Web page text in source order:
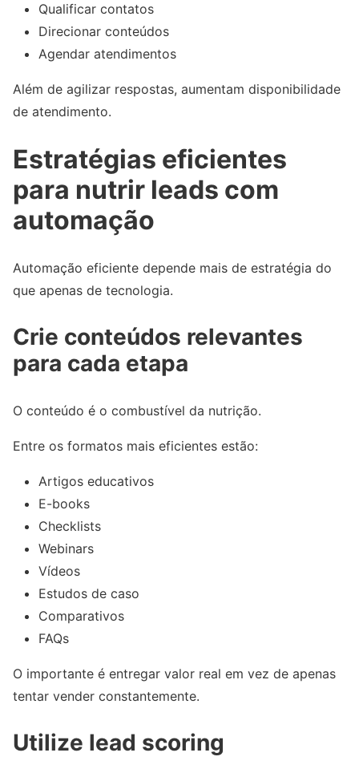
Qualificar contatos
Direcionar conteúdos
Agendar atendimentos
Além de agilizar respostas, aumentam disponibilidade
de atendimento.
Estratégias eficientes
para nutrir leads com
automação
Automação eficiente depende mais de estratégia do
que apenas de tecnologia.
Crie conteúdos relevantes
para cada etapa
O conteúdo é o combustível da nutrição.
Entre os formatos mais eficientes estão:
Artigos educativos
E-books
Checklists
Webinars
Vídeos
Estudos de caso
Comparativos
FAQs
O importante é entregar valor real em vez de apenas
tentar vender constantemente.
Utilize lead scoring